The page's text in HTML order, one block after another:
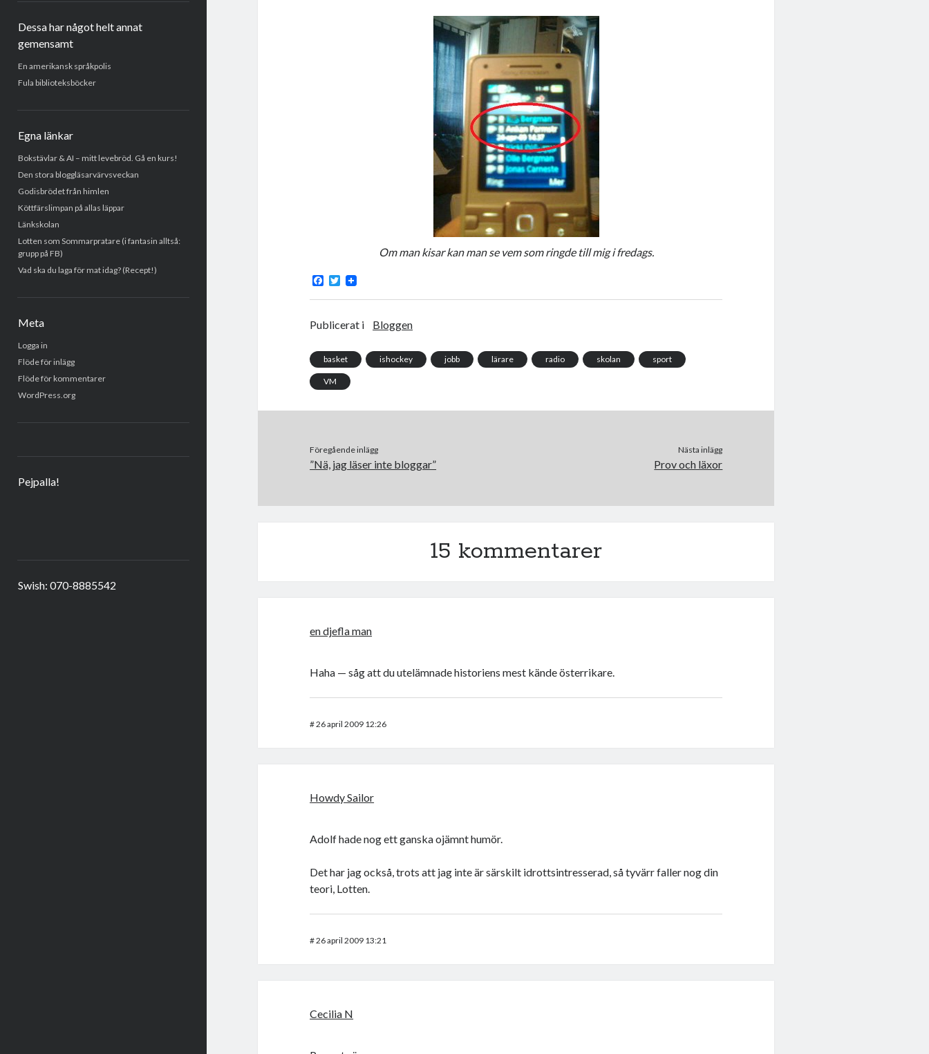
Dessa har något helt annat
gemensamt
En amerikansk språkpolis
Fula biblioteksböcker
Egna länkar
Bokstävlar & AI – mitt levebröd. Gå en kurs!
Den stora bloggläsarvärvsveckan
Godisbrödet från himlen
Köttfärslimpan på allas läppar
Länkskolan
Lotten som Sommarpratare (i fantasin alltså:
grupp på FB)
Vad ska du laga för mat idag? (Recept!)
Meta
Logga in
Flöde för inlägg
Flöde för kommentarer
WordPress.org
Pejpalla!
Swish: 070-8885542
Om man kisar kan man se vem som ringde till mig i fredags.
F
c
b
k
T
i
t
Publicerat i Bloggen
basket ishockey jobb lärare radio skolan sport
VM
Föregående inlägg
”Nä, jag läser inte bloggar”
Nästa inlägg
Prov och läxor
15 kommentarer
en djefla man
Haha — såg att du utelämnade historiens mest kände österrikare.
#26 april 2009 12:26
Howdy Sailor
Adolf hade nog ett ganska ojämnt humör.
Det har jag också, trots att jag inte är särskilt idrottsintresserad, så tyvärr faller nog din
teori, Lotten.
#26 april 2009 13:21
Cecilia N